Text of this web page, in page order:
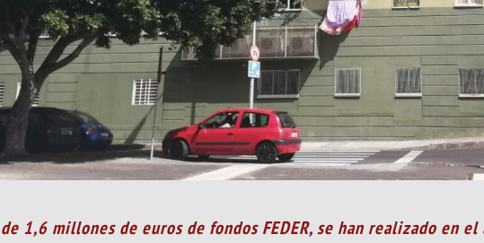
1,6 millones de euros de fondos FEDER, se han realizado en